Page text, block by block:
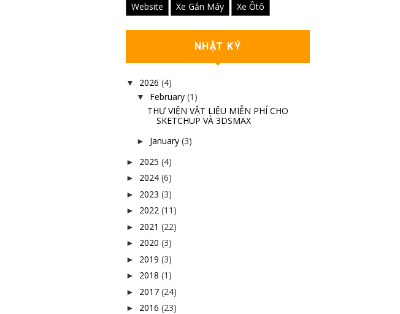
Website
Xe Gắn Máy Xe Ôtô
NHẬT KÝ
▼ 2026 (4)
▼ February (1)
THƯ VIỆN VẬT LIỆU MIỄN PHÍ CHO
SKETCHUP VÀ 3DSMAX
► January (3)
► 2025 (4)
► 2024 (6)
► 2023 (3)
► 2022 (11)
► 2021 (22)
► 2020 (3)
► 2019 (3)
► 2018 (1)
► 2017 (24)
► 2016 (23)